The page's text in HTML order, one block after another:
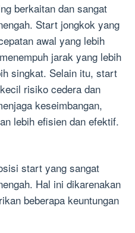
berkaitan dan sangat
Start jongkok yang
awal yang lebih
jarak yang lebih
singkat. Selain itu, start
risiko cedera dan
keseimbangan,
lebih efisien dan efektif.
start yang sangat
Hal ini dikarenakan
beberapa keuntungan